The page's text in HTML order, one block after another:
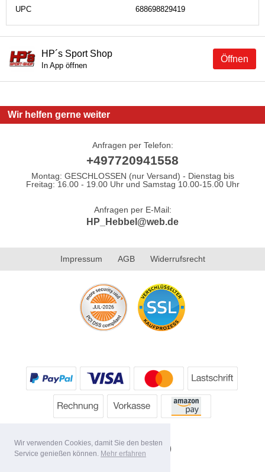
Wir verwenden Cookies, damit Sie den besten
Service genießen können. Mehr erfahren
UPC
688698829419
Öffnen
HP´s Sport Shop
In App öffnen
Wir helfen gerne weiter
Anfragen per Telefon:
+497720941558
Montag: GESCHLOSSEN (nur Versand) - Dienstag bis
Freitag: 16.00 - 19.00 Uhr und Samstag 10.00-15.00 Uhr
Anfragen per E-Mail:
HP_Hebbel@web.de
Impressum AGB Widerrufsrecht